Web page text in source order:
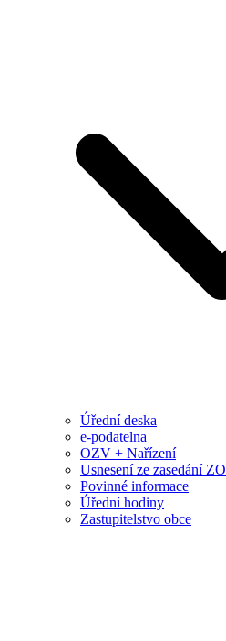
Úřední deska
e-podatelna
OZV + Nařízení
Usnesení ze zasedání ZO
Povinné informace
Úřední hodiny
Zastupitelstvo obce